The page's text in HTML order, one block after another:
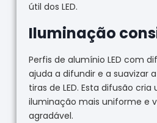
útil dos LED.
Iluminação
Perfis de alumínio LED com
ajuda a difundir e a suavizar
tiras de LED. Esta difusão
iluminação mais uniforme e
agradável.